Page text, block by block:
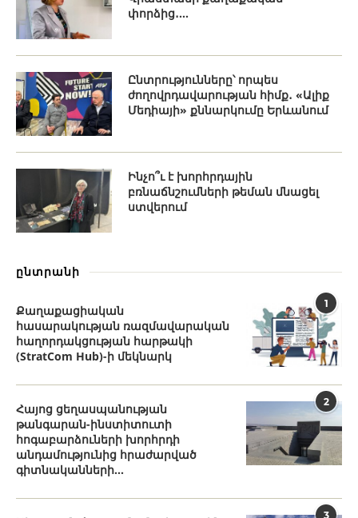
փորձից․...
Ընտրությունները՝ որպես
ժողովրդավարության հիմք․ «Ալիք
Մեդիայի» քննարկումը Երևանում
Ինչո՞ւ է խորհրդային
բռնաճնշումների թեման մնացել
ստվերում
ընտրանի
1
Քաղաքացիական
հասարակության ռազմավարական
հաղորդակցության հարթակի
(StratCom Hub)-ի մեկնարկ
2
Հայոց ցեղասպանության
թանգարան-ինստիտուտի
հոգաբարձուների խորհրդի
անդամությունից հրաժարված
գիտնականների...
3